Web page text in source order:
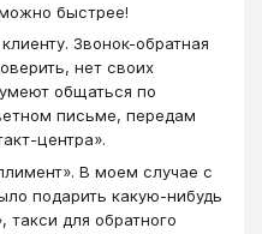
быстрее!
Звонок-обратная
нет своих
общаться по
письме, передам
центра».
В моем случае с
подарить какую-нибудь
для обратного